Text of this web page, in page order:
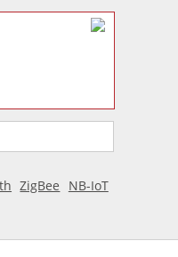
ZigBee
NB-IoT